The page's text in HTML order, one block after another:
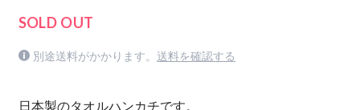
SOLD OUT
別途送料がかかります。 送料を確認する
日本製のタオルハンカチです。